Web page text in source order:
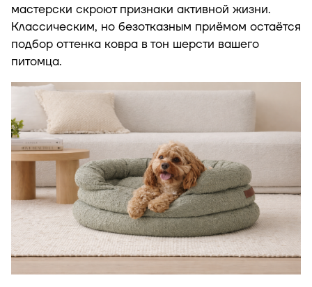
мастерски скроют признаки активной жизни.
Классическим, но безотказным приёмом остаётся
подбор оттенка ковра в тон шерсти вашего
питомца.